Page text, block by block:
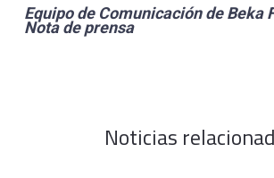
Equipo de Comunicación de Beka
Nota de prensa
Noticias